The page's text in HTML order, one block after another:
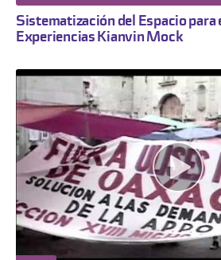
Sistematización del Espacio para
Experiencias Kianvin Mock